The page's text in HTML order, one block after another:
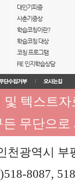
대인기피증
사춘기증상
학습코칭이란?
학습코칭 대상
코칭 프로그램
FIE 인지학습상담
텍스트
무단으
광역시 부
8087,